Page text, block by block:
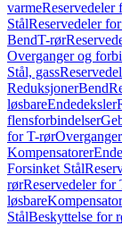
varme
StålReservedeler
BendT-rør
Overganger og
Stål, gass
ReduksjonerBend
løsbareEndedeksler
flensforbindelser
for T-rør
Kompensatorer
Forsinket Stål
rørReservedeler for
løsbare
StålBeskyttelse for